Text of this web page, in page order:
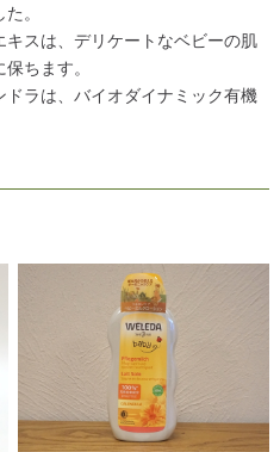
。
スは、デリケートなベビーの肌
ちます。
ラは、バイオダイナミック有機